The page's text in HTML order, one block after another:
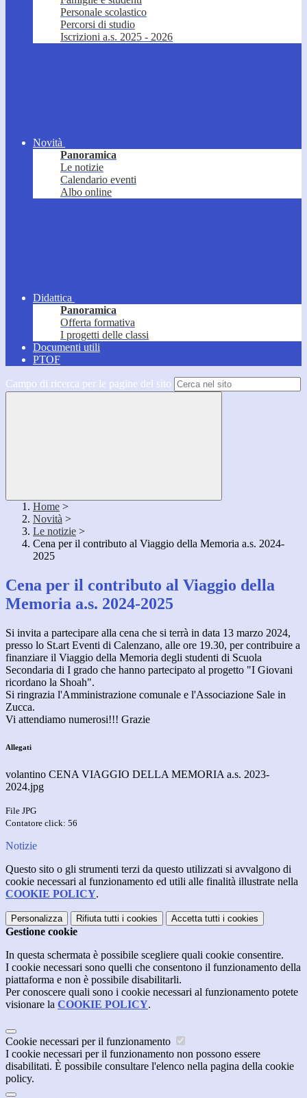
Personale scolastico
Percorsi di studio
Iscrizioni a.s. 2025 - 2026
Novità
Panoramica
Le notizie
Calendario eventi
Albo online
Didattica
Panoramica
Offerta formativa
I progetti delle classi
Documenti utili
PTOF
Campo di ricerca per le pagine del sito
Home >
Novità >
Le notizie >
Cena per il contributo al Viaggio della Memoria a.s. 2024-
2025
Cena per il contributo al Viaggio della
Memoria a.s. 2024-2025
Si invita a partecipare alla cena che si terrà in data 13 marzo 2024,
presso lo St.art Eventi di Calenzano, alle ore 19.30, per contribuire a
finanziare il Viaggio della Memoria degli studenti di Scuola
Secondaria di I grado che hanno partecipato al progetto "I Giovani
ricordano la Shoah".
Si ringrazia l'Amministrazione comunale e l'Associazione Sale in
Zucca.
Vi attendiamo numerosi!!! Grazie
Allegati
volantino CENA VIAGGIO DELLA MEMORIA a.s. 2023-
2024.jpg
File JPG
Contatore click: 56
Notizie
Questo sito o gli strumenti terzi da questo utilizzati si avvalgono di
cookie necessari al funzionamento ed utili alle finalità illustrate nella
COOKIE POLICY.
Personalizza Rifiuta tutti i cookies Accetta tutti i cookies
Gestione cookie
In questa schermata è possibile scegliere quali cookie consentire.
I cookie necessari sono quelli che consentono il funzionamento della
piattaforma e non è possibile disabilitarli.
Per conoscere quali sono i cookie necessari al funzionamento potete
visionare la COOKIE POLICY.
Cookie necessari per il funzionamento
I cookie necessari per il funzionamento non possono essere
disabilitati. È possibile consultare l'elenco nella pagina della cookie
policy.